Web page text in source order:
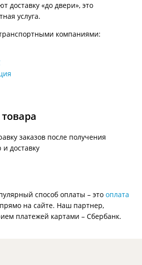
доставку «до двери», это
услуга.
компаниями:
заказов после получения
доставку
способ оплаты – это оплата
прямо на сайте. Наш партнер,
платежей картами – Сбербанк.